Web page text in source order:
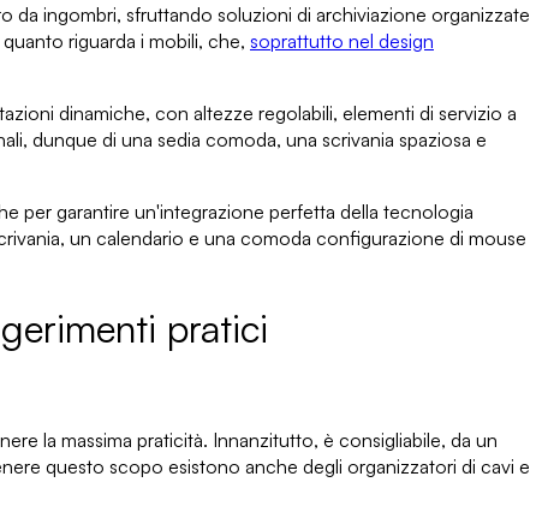
da ingombri, sfruttando soluzioni di archiviazione organizzate
riguarda i mobili, che, soprattutto nel design
dinamiche, con altezze regolabili, elementi di servizio a
dunque di una sedia comoda, una scrivania spaziosa e
per garantire un'integrazione perfetta della tecnologia
, un calendario e una comoda configurazione di mouse
pratici
la massima praticità. Innanzitutto, è consigliabile, da un
questo scopo esistono anche degli organizzatori di cavi e